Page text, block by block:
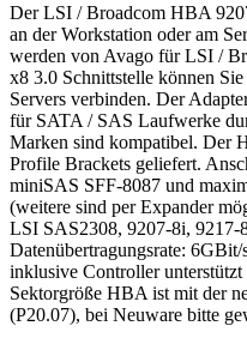
Der LSI / Broadcom HBA
an der Workstation oder am
werden von Avago für LSI /
x8 3.0 Schnittstelle können
Servers verbinden. Der
für SATA / SAS Laufwerke
Marken sind kompatibel. Der
Profile Brackets geliefert.
miniSAS SFF-8087 und
(weitere sind per Expander
LSI SAS2308, 9207-8i,
Datenübertragungsrate:
inklusive Controller
Sektorgröße HBA ist mit der
(P20.07), bei Neuware bitte